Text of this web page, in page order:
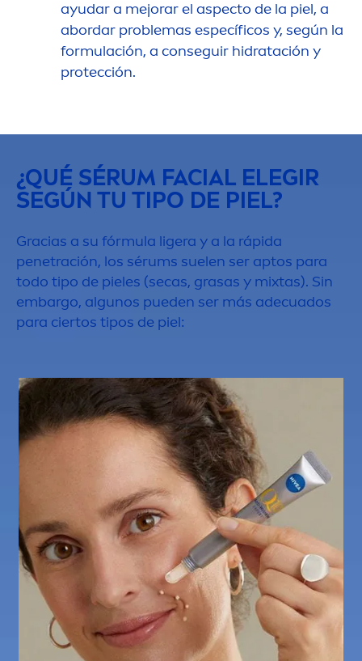
ayudar a mejorar el aspecto de la piel, a
abordar problemas específicos y, según la
formulación, a conseguir hidratación y
protección.
¿QUÉ SÉRUM FACIAL ELEGIR
SEGÚN TU TIPO DE PIEL?
Gracias a su fórmula ligera y a la rápida
penetración, los sérums suelen ser aptos para
todo tipo de pieles (secas, grasas y mixtas). Sin
embargo, algunos pueden ser más adecuados
para ciertos tipos de piel: